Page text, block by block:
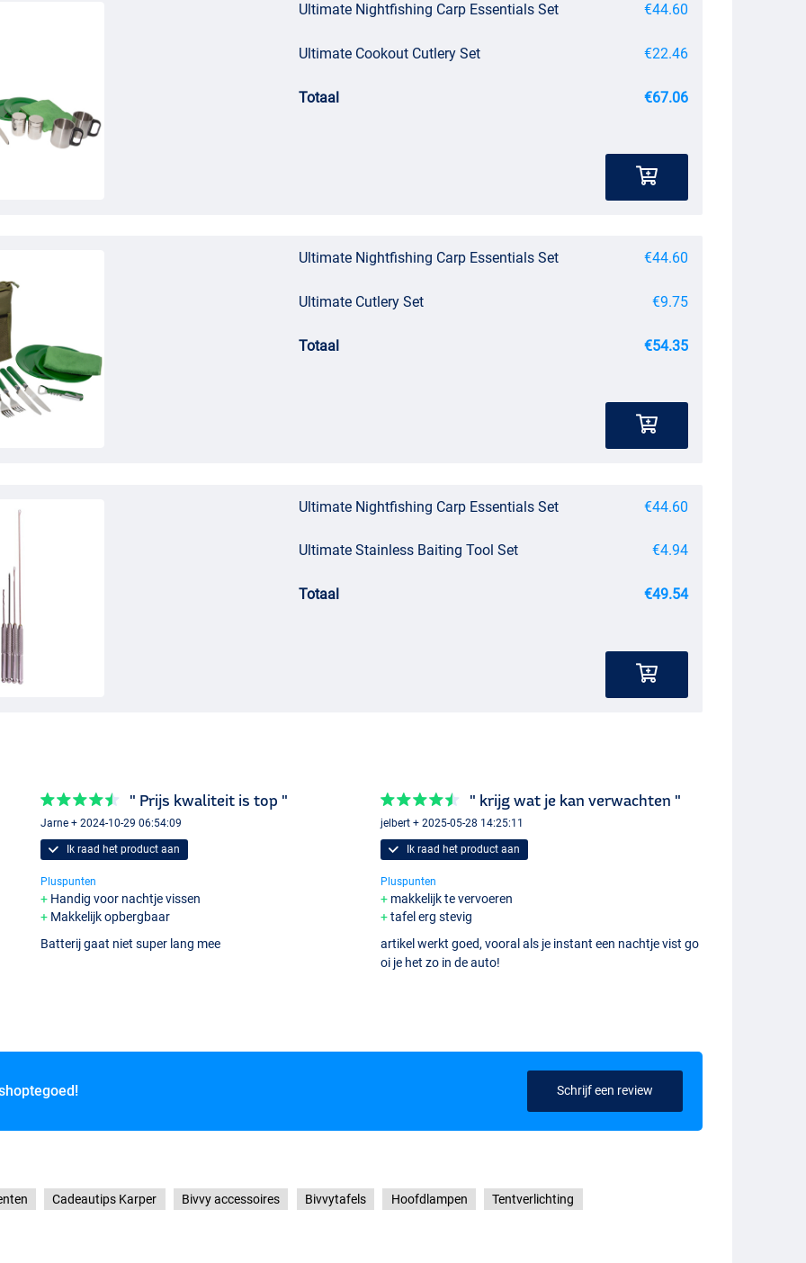
Ultimate Nightfishing Carp Essentials Set €44.60
Ultimate Cookout Cutlery Set €22.46
Totaal €67.06
Ultimate Nightfishing Carp Essentials Set €44.60
Ultimate Cutlery Set €9.75
Totaal €54.35
Ultimate Nightfishing Carp Essentials Set €44.60
Ultimate Stainless Baiting Tool Set €4.94
Totaal €49.54
" Prijs kwaliteit is top "
Jarne + 2024-10-29 06:54:09
Ik raad het product aan
Pluspunten
Handig voor nachtje vissen
Makkelijk opbergbaar
Batterij gaat niet super lang mee
" krijg wat je kan verwachten "
jelbert + 2025-05-28 14:25:11
Ik raad het product aan
Pluspunten
makkelijk te vervoeren
tafel erg stevig
artikel werkt goed, vooral als je instant een nachtje vist go
oi je het zo in de auto!
Schrijf een review
Cadeautips Karper Bivvy accessoires Bivvytafels Hoofdlampen Tentverlichting